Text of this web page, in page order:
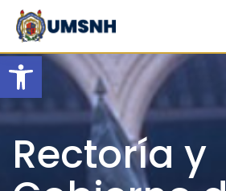
Open toolbar
Skip
content
Rectoría y